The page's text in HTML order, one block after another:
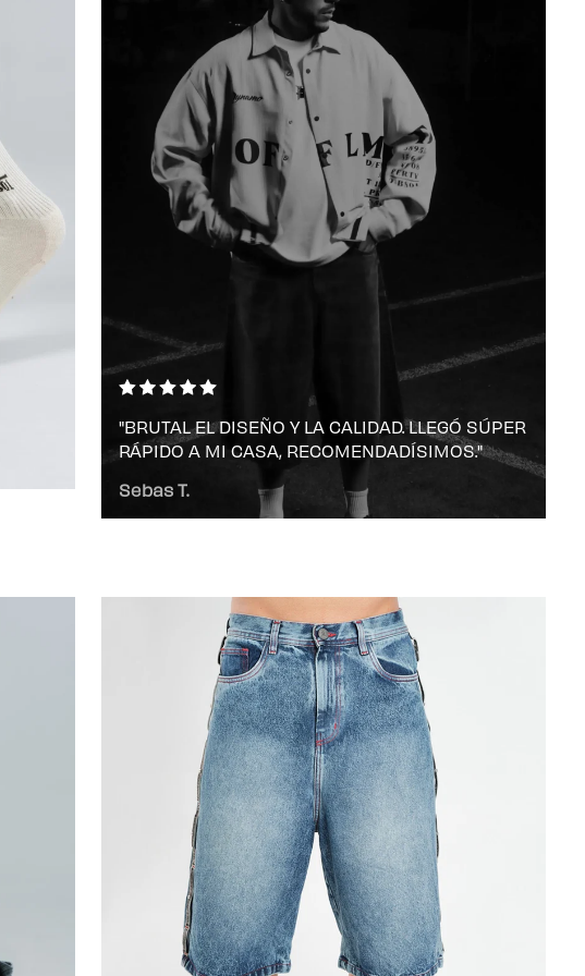
"BRUTAL EL DISEÑO Y LA CALIDAD. LLEGÓ SÚPER
RÁPIDO A MI CASA, RECOMENDADÍSIMOS."
Sebas T.
rápido
vacío
seleccionado ningún producto.